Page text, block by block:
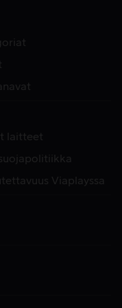
laitteet
Viaplayssa